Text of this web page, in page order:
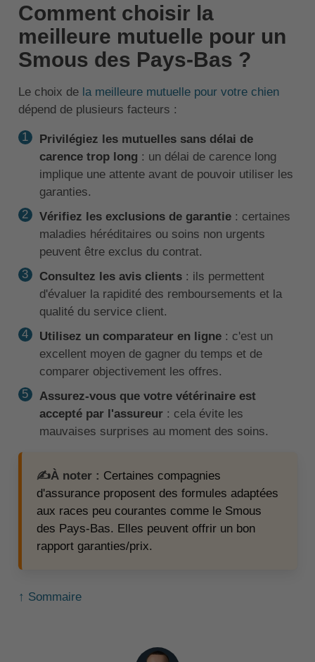
Comment choisir la
meilleure mutuelle pour un
Smous des Pays-Bas ?
Le choix de la meilleure mutuelle pour votre chien
dépend de plusieurs facteurs :
Privilégiez les mutuelles sans délai de
carence trop long : un délai de carence long
implique une attente avant de pouvoir utiliser les
garanties.
Vérifiez les exclusions de garantie: certaines
maladies héréditaires ou soins non urgents
peuvent être exclus du contrat.
Consultez les avis clients: ils permettent
d'évaluer la rapidité des remboursements et la
qualité du service client.
Utilisez un comparateur en ligne: c'est un
excellent moyen de gagner du temps et de
comparer objectivement les offres.
Assurez-vous que votre vétérinaire est
accepté par l'assureur: cela évite les
mauvaises surprises au moment des soins.
✍️À noter : Certaines compagnies
d'assurance proposent des formules adaptées
aux races peu courantes comme le Smous
des Pays-Bas. Elles peuvent offrir un bon
rapport garanties/prix.
↑ Sommaire